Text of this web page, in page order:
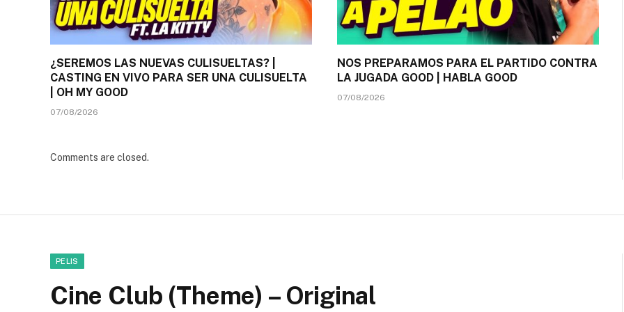
¿SEREMOS LAS NUEVAS CULISUELTAS? |
CASTING EN VIVO PARA SER UNA CULISUELTA
| OH MY GOOD
07/08/2026
NOS PREPARAMOS PARA EL PARTIDO CONTRA
LA JUGADA GOOD | HABLA GOOD
07/08/2026
Comments are closed.
PELIS
Cine Club (Theme) – Original